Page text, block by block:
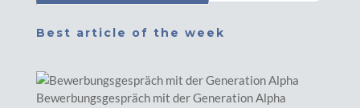
Best article of the week
Bewerbungsgespräch mit der Generation Alpha